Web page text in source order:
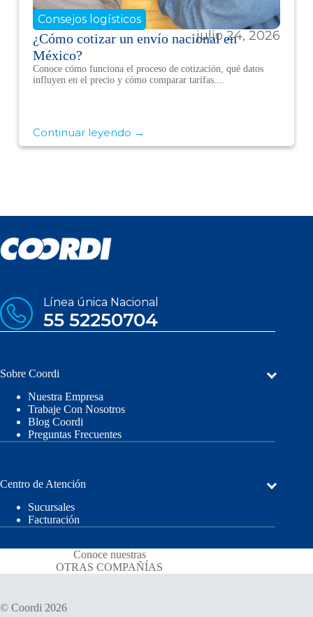
julio 24, 2026
Consejos logísticos
¿Cómo cotizar un envío nacional en
México?
Conoce cómo funciona el proceso de cotización, qué datos
influyen en el precio y cómo comparar tarifas....
Continuar leyendo →
Línea única Nacional
55 52250704
Sobre Coordi
Nuestra Empresa
Trabaje Con Nosotros
Blog Coordi
Preguntas Frecuentes
Centro de Atención
Sucursales
Facturación
Conoce nuestras
OTRAS COMPAÑÍAS
© Coordi 2026